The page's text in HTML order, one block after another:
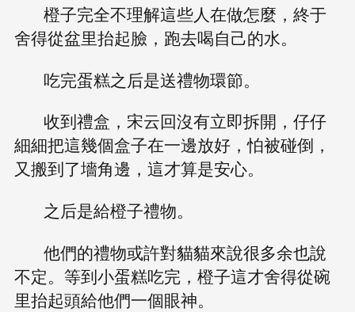
橙子完全不理解這些人在做怎麼，終于
舍得從盆里抬起臉，跑去喝自己的水。
吃完蛋糕之后是送禮物環節。
收到禮盒，宋云回沒有立即拆開，仔仔
細細把這幾個盒子在一邊放好，怕被碰倒，
又搬到了墻角邊，這才算是安心。
之后是給橙子禮物。
他們的禮物或許對貓貓來說很多余也說
不定。等到小蛋糕吃完，橙子這才舍得從碗
里抬起頭給他們一個眼神。